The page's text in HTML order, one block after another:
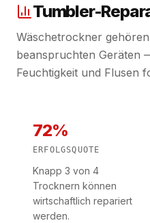
Tumbler-
Wäschetrockner
beanspruchten Geräten
Feuchtigkeit und Flusen
72%
ERFOLGSQUOTE
Knapp 3 von 4
Trocknern können
wirtschaftlich repariert
werden.